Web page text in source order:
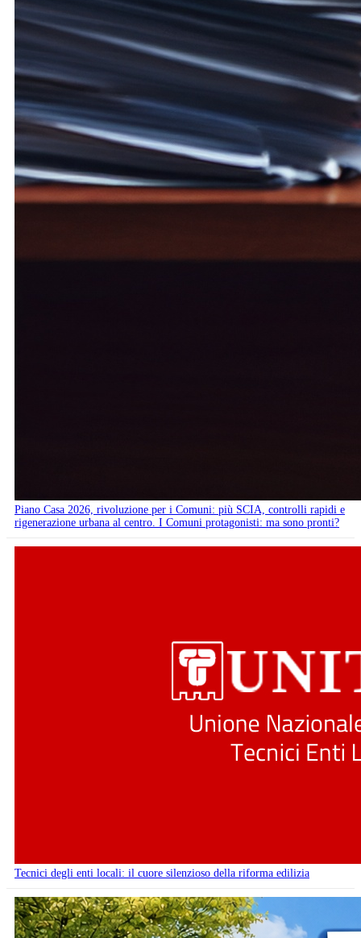
Piano Casa 2026, rivoluzione per i Comuni: più SCIA, controlli rapidi e
rigenerazione urbana al centro. I Comuni protagonisti: ma sono pronti?
Tecnici degli enti locali: il cuore silenzioso della riforma edilizia